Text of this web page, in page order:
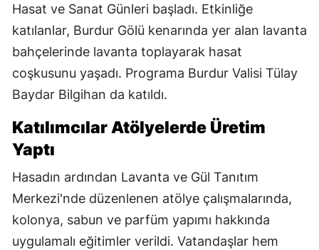
Hasat ve Sanat Günleri başladı. Etkinliğe
katılanlar, Burdur Gölü kenarında yer alan lavanta
bahçelerinde lavanta toplayarak hasat
coşkusunu yaşadı. Programa Burdur Valisi Tülay
Baydar Bilgihan da katıldı.
Katılımcılar Atölyelerde Üretim
Yaptı
Hasadın ardından Lavanta ve Gül Tanıtım
Merkezi'nde düzenlenen atölye çalışmalarında,
kolonya, sabun ve parfüm yapımı hakkında
uygulamalı eğitimler verildi. Vatandaşlar hem